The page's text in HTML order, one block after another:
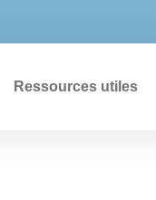
Ressources utiles